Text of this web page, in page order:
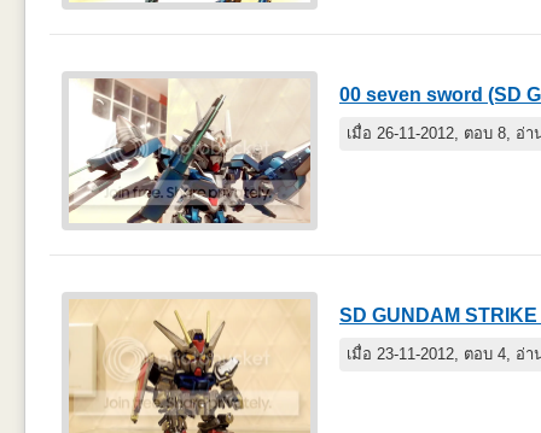
00 seven sword (SD
เมื่อ 26-11-2012, ตอบ 8, อ่า
SD GUNDAM
เมื่อ 23-11-2012, ตอบ 4, อ่า